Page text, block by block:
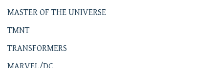
MASTER OF THE UNIVERSE
TMNT
TRANSFORMERS